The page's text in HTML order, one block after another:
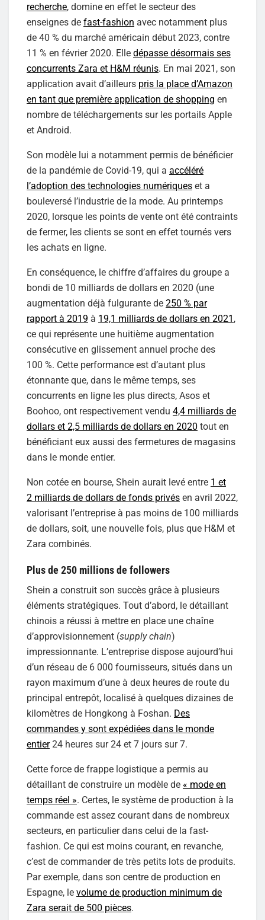
recherche, domine en effet le secteur des
enseignes de fast-fashion avec notamment plus
de 40 % du marché américain début 2023, contre
11 % en février 2020. Elle dépasse désormais ses
concurrents Zara et H&M réunis. En mai 2021, son
application avait d’ailleurs pris la place d’Amazon
en tant que première application de shopping en
nombre de téléchargements sur les portails Apple
et Android.
Son modèle lui a notamment permis de bénéficier
de la pandémie de Covid-19, qui a accéléré
l’adoption des technologies numériques et a
bouleversé l’industrie de la mode. Au printemps
2020, lorsque les points de vente ont été contraints
de fermer, les clients se sont en effet tournés vers
les achats en ligne.
En conséquence, le chiffre d’affaires du groupe a
bondi de 10 milliards de dollars en 2020 (une
augmentation déjà fulgurante de 250 % par
rapport à 2019 à 19,1 milliards de dollars en 2021 ,
ce qui représente une huitième augmentation
consécutive en glissement annuel proche des
100 %. Cette performance est d’autant plus
étonnante que, dans le même temps, ses
concurrents en ligne les plus directs, Asos et
Boohoo, ont respectivement vendu 4,4 milliards de
dollars et 2,5 milliards de dollars en 2020 tout en
bénéficiant eux aussi des fermetures de magasins
dans le monde entier.
Non cotée en bourse, Shein aurait levé entre 1 et
2 milliards de dollars de fonds privés en avril 2022,
valorisant l’entreprise à pas moins de 100 milliards
de dollars, soit, une nouvelle fois, plus que H&M et
Zara combinés.
Plus de 250 millions de followers
Shein a construit son succès grâce à plusieurs
éléments stratégiques. Tout d’abord, le détaillant
chinois a réussi à mettre en place une chaîne
d’approvisionnement (supply chain)
impressionnante. L’entreprise dispose aujourd’hui
d’un réseau de 6 000 fournisseurs, situés dans un
rayon maximum d’une à deux heures de route du
principal entrepôt, localisé à quelques dizaines de
kilomètres de Hongkong à Foshan. Des
commandes y sont expédiées dans le monde
entier24 heures sur 24 et 7 jours sur 7.
Cette force de frappe logistique a permis au
détaillant de construire un modèle de « mode en
temps réel ». Certes, le système de production à la
commande est assez courant dans de nombreux
secteurs, en particulier dans celui de la fast-
fashion. Ce qui est moins courant, en revanche,
c’est de commander de très petits lots de produits.
Par exemple, dans son centre de production en
Espagne, le volume de production minimum de
Zara serait de 500 pièces.